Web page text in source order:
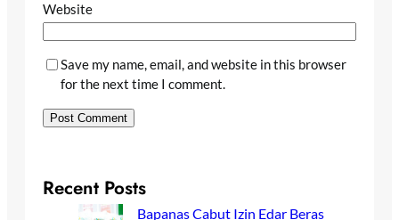
Website
Save my name, email, and website in this browser
for the next time I comment.
Recent Posts
Bapanas Cabut Izin Edar Beras